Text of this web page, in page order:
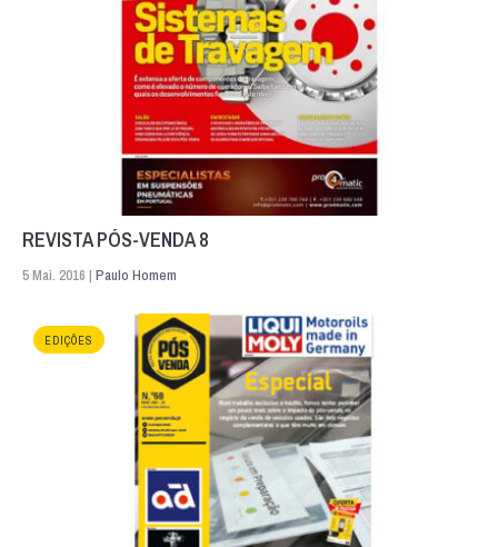
REVISTA PÓS-VENDA 8
5 Mai. 2016 | Paulo Homem
EDIÇÕES